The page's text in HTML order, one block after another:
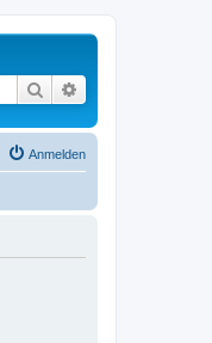
Suche
Anmelden